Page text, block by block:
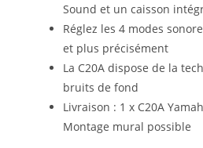
Sound et un caisson
Réglez les 4 modes
et plus précisément
La C20A dispose de la
bruits de fond
Livraison : 1 x C20A
Montage mural possible